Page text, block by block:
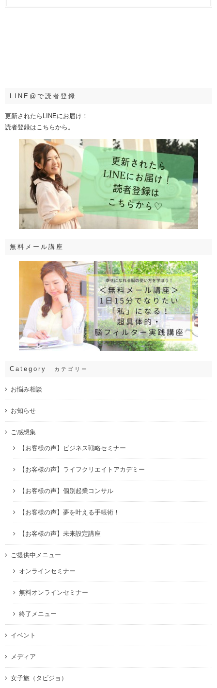
LINE@で読者登録
更新されたらLINEにお届け！
読者登録はこちらから。
無料メール講座
Category カテゴリー
お悩み相談
お知らせ
ご感想集
【お客様の声】ビジネス戦略セミナー
【お客様の声】ライフクリエイトアカデミー
【お客様の声】個別起業コンサル
【お客様の声】夢を叶える手帳術！
【お客様の声】未来設定講座
ご提供中メニュー
オンラインセミナー
無料オンラインセミナー
終了メニュー
イベント
メディア
女子旅（タビジョ）